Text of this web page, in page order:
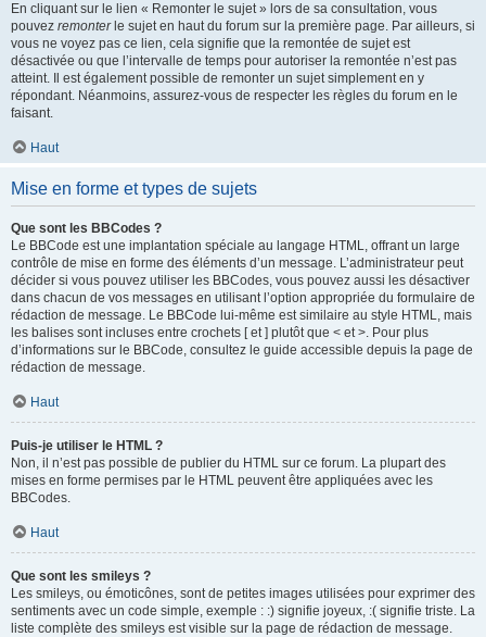
En cliquant sur le lien « Remonter le sujet » lors de sa consultation, vous
pouvez remonterle sujet en haut du forum sur la première page. Par ailleurs, si
vous ne voyez pas ce lien, cela signifie que la remontée de sujet est
désactivée ou que l’intervalle de temps pour autoriser la remontée n’est pas
atteint. Il est également possible de remonter un sujet simplement en y
répondant. Néanmoins, assurez-vous de respecter les règles du forum en le
faisant.
Haut
Mise en forme et types de sujets
Que sont les BBCodes ?
Le BBCode est une implantation spéciale au langage HTML, offrant un large
contrôle de mise en forme des éléments d’un message. L’administrateur peut
décider si vous pouvez utiliser les BBCodes, vous pouvez aussi les désactiver
dans chacun de vos messages en utilisant l’option appropriée du formulaire de
rédaction de message. Le BBCode lui-même est similaire au style HTML, mais
les balises sont incluses entre crochets [ et ] plutôt que < et >. Pour plus
d’informations sur le BBCode, consultez le guide accessible depuis la page de
rédaction de message.
Haut
Puis-je utiliser le HTML ?
Non, il n’est pas possible de publier du HTML sur ce forum. La plupart des
mises en forme permises par le HTML peuvent être appliquées avec les
BBCodes.
Haut
Que sont les smileys ?
Les smileys, ou émoticônes, sont de petites images utilisées pour exprimer des
sentiments avec un code simple, exemple : :) signifie joyeux, :( signifie triste. La
liste complète des smileys est visible sur la page de rédaction de message.